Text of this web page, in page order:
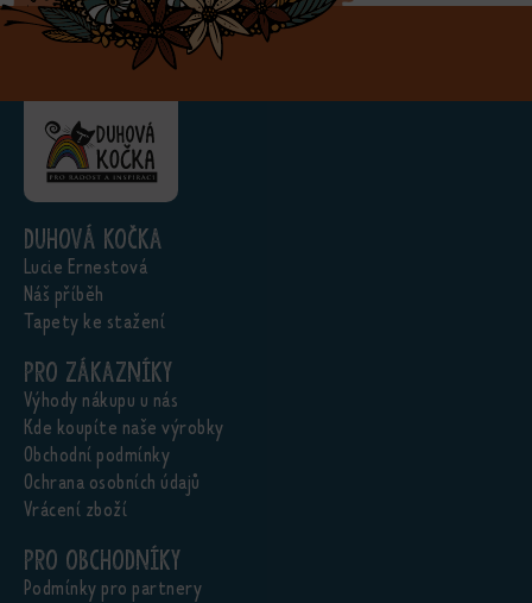
Duhová kočka
Lucie Ernestová
Náš příběh
Tapety ke stažení
Pro zákazníky
Výhody nákupu u nás
Kde koupíte naše výrobky
Obchodní podmínky
Ochrana osobních údajů
Vrácení zboží
Pro obchodníky
Podmínky pro partnery